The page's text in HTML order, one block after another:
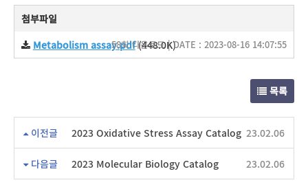
첨부파일
Metabolism assay.pdf(448.0K)
58회 다운로드 | DATE : 2023-08-16 14:07:55
목록
이전글 2023 Oxidative Stress Assay Catalog 23.02.06
다음글 2023 Molecular Biology Catalog 23.02.06